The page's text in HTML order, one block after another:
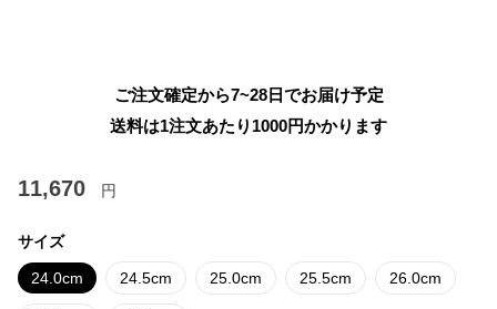
ご注文確定から7~28日でお届け予定
送料は1注文あたり 1000円かかります
11,670 円
サイズ
24.0cm 24.5cm 25.0cm 25.5cm 26.0cm